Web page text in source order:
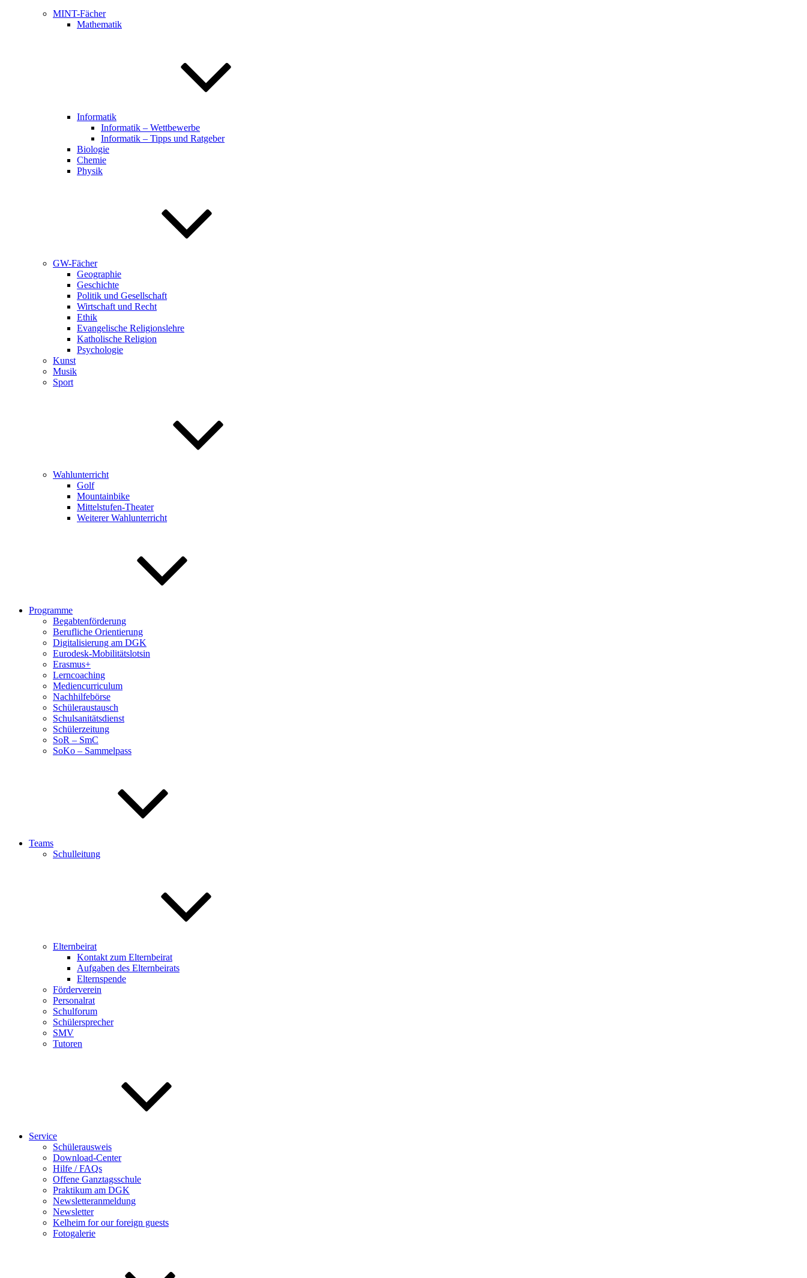
MINT-Fächer
Mathematik
Informatik
Informatik – Wettbewerbe
Informatik – Tipps und Ratgeber
Biologie
Chemie
Physik
GW-Fächer
Geographie
Geschichte
Politik und Gesellschaft
Wirtschaft und Recht
Ethik
Evangelische Religionslehre
Katholische Religion
Psychologie
Kunst
Musik
Sport
Wahlunterricht
Golf
Mountainbike
Mittelstufen-Theater
Weiterer Wahlunterricht
Programme
Begabtenförderung
Berufliche Orientierung
Digitalisierung am DGK
Eurodesk-Mobilitätslotsin
Erasmus+
Lerncoaching
Mediencurriculum
Nachhilfebörse
Schüleraustausch
Schulsanitätsdienst
Schülerzeitung
SoR – SmC
SoKo – Sammelpass
Teams
Schulleitung
Elternbeirat
Kontakt zum Elternbeirat
Aufgaben des Elternbeirats
Elternspende
Förderverein
Personalrat
Schulforum
Schülersprecher
SMV
Tutoren
Service
Schülerausweis
Download-Center
Hilfe / FAQs
Offene Ganztagsschule
Praktikum am DGK
Newsletteranmeldung
Newsletter
Kelheim for our foreign guests
Fotogalerie